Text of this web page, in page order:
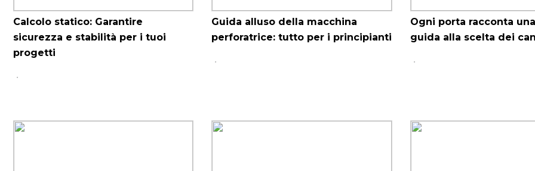
Calcolo statico: Garantire
sicurezza e stabilità per i tuoi
progetti
Guida alluso della macchina
perforatrice: tutto per i principianti
Ogni porta racconta
guida alla scelta dei